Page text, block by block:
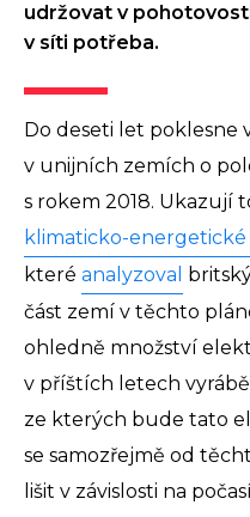
udržovat v
v síti potřeba.
Do deseti let
v unijních zemích o
s rokem 2018. Ukazují
klimaticko-
které analyzoval
část zemí v těchto
ohledně množství
v příštích letech
ze kterých bude tato
se samozřejmě od
lišit v závislosti na